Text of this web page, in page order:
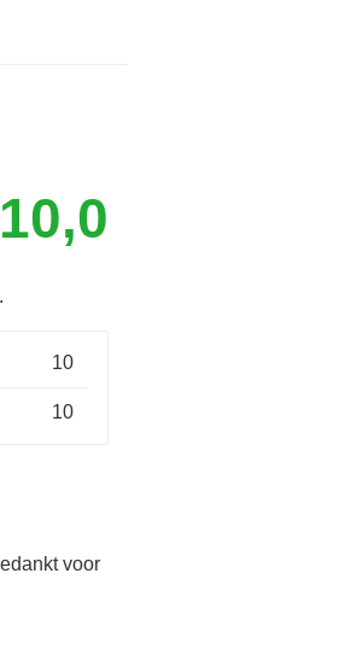
10,0
10
10
voor